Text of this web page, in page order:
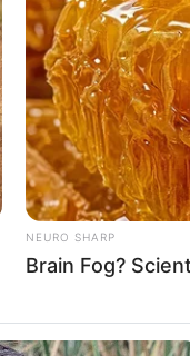
NEURO SHARP
Brain Fog?